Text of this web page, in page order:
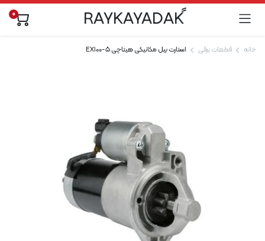
ًRAYKAYADAK 0
خانه قطعات برقی استارت بیل مکانیکی هیتاچی EX100-5